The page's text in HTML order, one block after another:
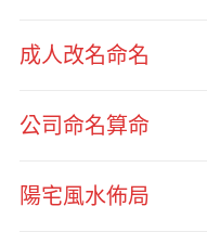
成人改名命名
公司命名算命
陽宅風水佈局